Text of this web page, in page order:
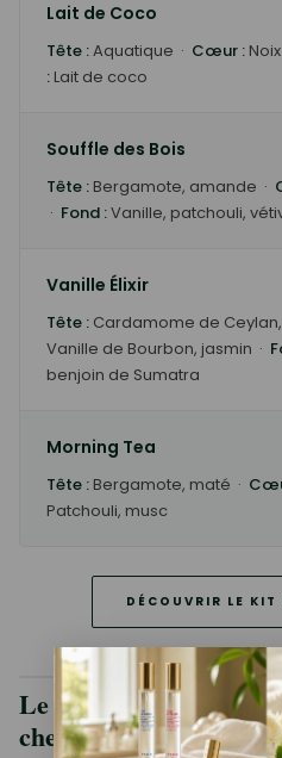
Lait de Coco
Tête :Aquatique · Cœur :
: Lait de coco
Souffle des Bois
Tête : Bergamote, amande ·
· Fond :Vanille, patchouli,
Vanille Élixir
Tête : Cardamome de
Vanille de Bourbon, jasmin ·
benjoin de Sumatra
Morning Tea
Tête : Bergamote, maté ·
Patchouli, musc
DÉCOUVRIR LE
Le bon geste :
cheveux